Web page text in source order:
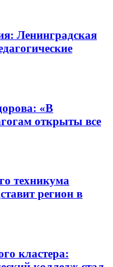
Ленинградская
«В
открыты все
техникума
регион в
кластера: